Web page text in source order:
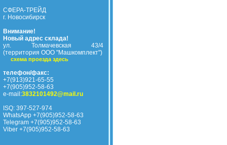
СФЕРА-ТРЕЙД
г. Новосибирск
Внимание!
Новый адрес склада!
ул. Толмачевская 43/4
(территория ООО "Машкомплект")
схема проезда здесь
телефон/факс:
+7(913)921-65-55
+7(905)952-58-63
e-mail:3832101492@mail.ru
ISQ: 397-527-974
WhatsApp +7(905)952-58-63
Telegram +7(905)952-58-63
Viber +7(905)952-58-63